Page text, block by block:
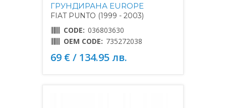
ГРУНДИРАНА EUROPE
FIAT PUNTO (1999 - 2003)
CODE: 036803630
OEM CODE: 735272038
69 € / 134.95 лв.